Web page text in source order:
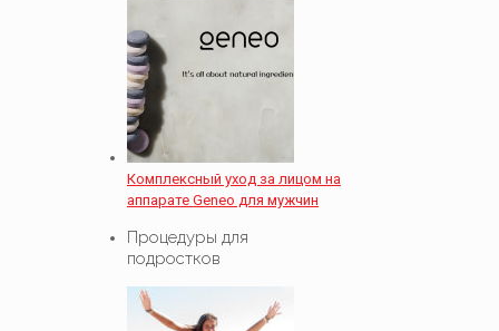
Комплексный уход за лицом на
аппарате Geneo для мужчин
Процедуры для
подростков